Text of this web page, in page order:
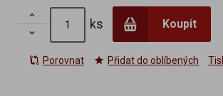


ks Koupit
Porovnat Přidat do oblíbených